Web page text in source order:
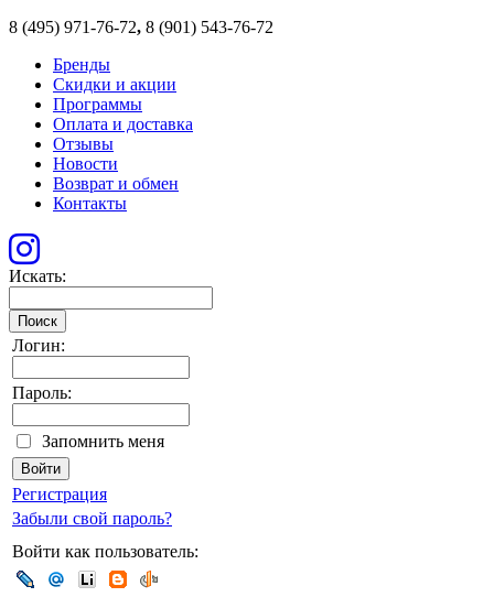
8 (495) 971-76-72, 8 (901) 543-76-72
Бренды
Скидки и акции
Программы
Оплата и доставка
Отзывы
Новости
Возврат и обмен
Контакты
Искать:
Поиск
Логин:
Пароль:
Запомнить меня
Регистрация
Забыли свой пароль?
Войти как пользователь: